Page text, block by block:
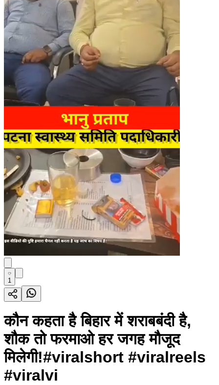
1
कौन कहता है बिहार में शराबबंदी है,
शौक तो फरमाओ हर जगह मौजूद
मिलेगी!#viralshort #viralreels
#viralvi